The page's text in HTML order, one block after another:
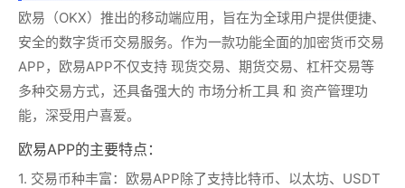
欧易（OKX）推出的移动端应用，旨在为全球用户提供便捷、
安全的数字货币交易服务。作为一款功能全面的加密货币交易
APP，欧易APP不仅支持 现货交易、期货交易、杠杆交易等
多种交易方式，还具备强大的 市场分析工具 和 资产管理功
能，深受用户喜爱。
欧易APP的主要特点：
1. 交易币种丰富： 欧易APP除了支持比特币、以太坊、USDT